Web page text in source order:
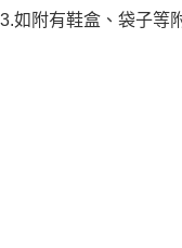
3.如附有鞋盒、袋子等